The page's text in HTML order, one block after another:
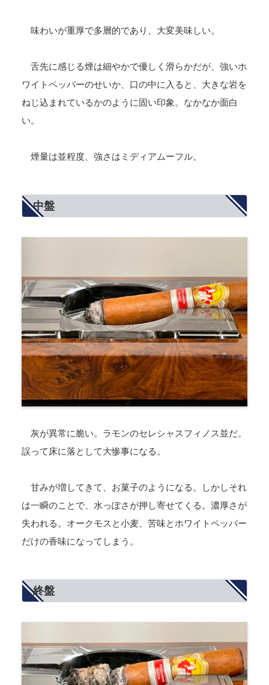
味わいが重厚で多層的であり、大変美味しい。
舌先に感じる煙は細やかで優しく滑らかだが、強いホ
ワイトペッパーのせいか、口の中に入ると、大きな岩を
ねじ込まれているかのように固い印象。なかなか面白
い。
煙量は並程度、強さはミディアムーフル。
中盤
灰が異常に脆い。ラモンのセレシャスフィノス並だ。
誤って床に落として大惨事になる。
甘みが増してきて、お菓子のようになる。しかしそれ
は一瞬のことで、水っぽさが押し寄せてくる。濃厚さが
失われる。オークモスと小麦、苦味とホワイトペッパー
だけの香味になってしまう。
終盤